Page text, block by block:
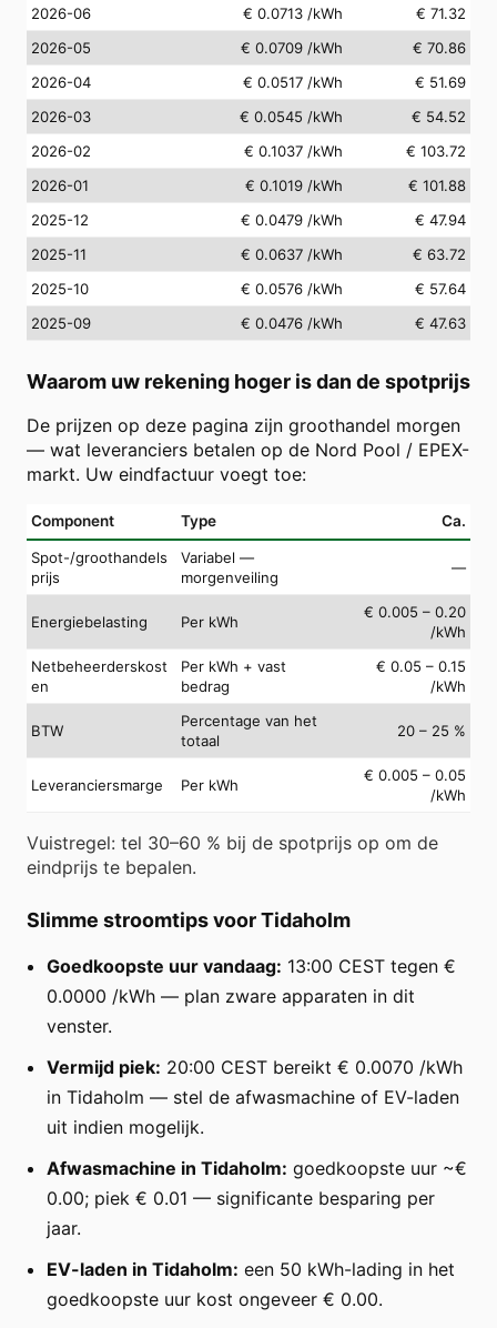
2026-06
€ 0.0713 /kWh
€ 71.32
2026-05
€ 0.0709 /kWh
€ 70.86
2026-04
€ 0.0517 /kWh
€ 51.69
2026-03
€ 0.0545 /kWh
€ 54.52
2026-02
€ 0.1037 /kWh
€ 103.72
2026-01
€ 0.1019 /kWh
€ 101.88
2025-12
€ 0.0479 /kWh
€ 47.94
2025-11
€ 0.0637 /kWh
€ 63.72
2025-10
€ 0.0576 /kWh
€ 57.64
2025-09
€ 0.0476 /kWh € 47.63
Waarom uw rekening hoger is dan de spotprijs
De prijzen op deze pagina zijn groothandel morgen
— wat leveranciers betalen op de Nord Pool / EPEX-
markt. Uw eindfactuur voegt toe:
Component Type Ca.
Spot-/groothandels
prijs
Variabel —
morgenveiling
—
Energiebelasting Per kWh
€ 0.005 – 0.20
/kWh
Netbeheerderskost
en
Per kWh + vast
bedrag
€ 0.05 – 0.15
/kWh
BTW
Percentage van het
totaal
20 – 25 %
Leveranciersmarge Per kWh
€ 0.005 – 0.05
/kWh
Vuistregel: tel 30–60 % bij de spotprijs op om de
eindprijs te bepalen.
Slimme stroomtips voor Tidaholm
Goedkoopste uur vandaag: 13:00 CEST tegen €
0.0000 /kWh — plan zware apparaten in dit
venster.
Vermijd piek: 20:00 CEST bereikt € 0.0070 /kWh
in Tidaholm — stel de afwasmachine of EV-laden
uit indien mogelijk.
Afwasmachine in Tidaholm: goedkoopste uur ~€
0.00; piek € 0.01 — significante besparing per
jaar.
EV-laden in Tidaholm: een 50 kWh-lading in het
goedkoopste uur kost ongeveer € 0.00.